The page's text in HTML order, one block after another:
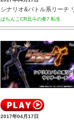
ぱちんこCR北斗の拳7 転生
2017年04月17日